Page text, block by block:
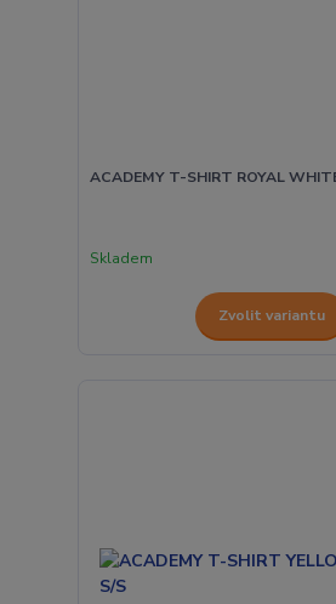
ACADEMY T-SHIRT ROYAL
Skladem
Zvolit variantu